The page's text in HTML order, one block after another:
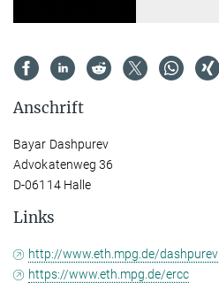
Anschrift
Bayar Dashpurev
Advokatenweg 36
D-06114 Halle
Links
http://www.eth.mpg.de/dashpurev
https://www.eth.mpg.de/ercc